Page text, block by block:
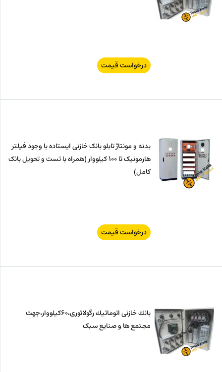
درخواست قیمت
بدنه و مونتاژ تابلو بانک خازنی ایستاده با وجود فیلتر
هارمونیک تا 100 کیلووار (همراه با تست و تحویل بانک
کامل)
درخواست قیمت
بانك خازنی اتوماتیك رگولاتوری،60كیلووار،جهت
مجتمع ها و صنایع سبک